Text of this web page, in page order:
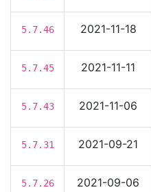
5.7.46 2021-11-18
5.7.45 2021-11-11
5.7.43 2021-11-06
5.7.31 2021-09-21
5.7.26 2021-09-06